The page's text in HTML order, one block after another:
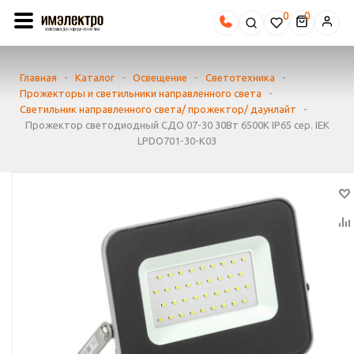
0
Главная - Каталог - Освещение - Светотехника
-
Прожекторы и светильники направленного света
-
Светильник направленного света/ прожектор/ даунлайт
-
Прожектор светодиодный СДО 07-30 30Вт 6500К IP65 сер. IEK
LPDO701-30-K03